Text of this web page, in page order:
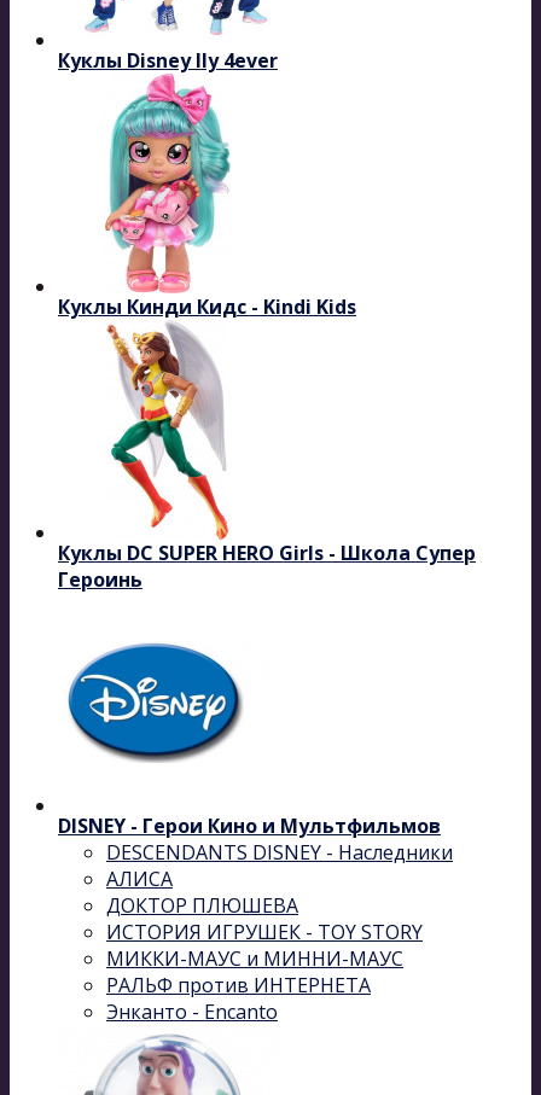
Куклы Disney Ily 4ever
Куклы Кинди Кидс - Kindi Kids
Куклы DC SUPER HERO Girls - Школа Супер
Героинь
DISNEY - Герои Кино и Мультфильмов
DESCENDANTS DISNEY - Наследники
АЛИСА
ДОКТОР ПЛЮШЕВА
ИСТОРИЯ ИГРУШЕК - TOY STORY
МИККИ-МАУС и МИННИ-МАУС
РАЛЬФ против ИНТЕРНЕТА
Энканто - Encanto